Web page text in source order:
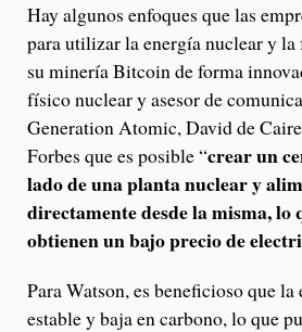
Hay algunos enfoques que las
para utilizar la energía nuclear y
su minería Bitcoin de forma
físico nuclear y asesor de
Generation Atomic, David de
Forbes que es posible “crear un
lado de una planta nuclear y
directamente desde la misma, lo
obtienen un bajo precio de
Para Watson, es beneficioso que la
estable y baja en carbono, lo que